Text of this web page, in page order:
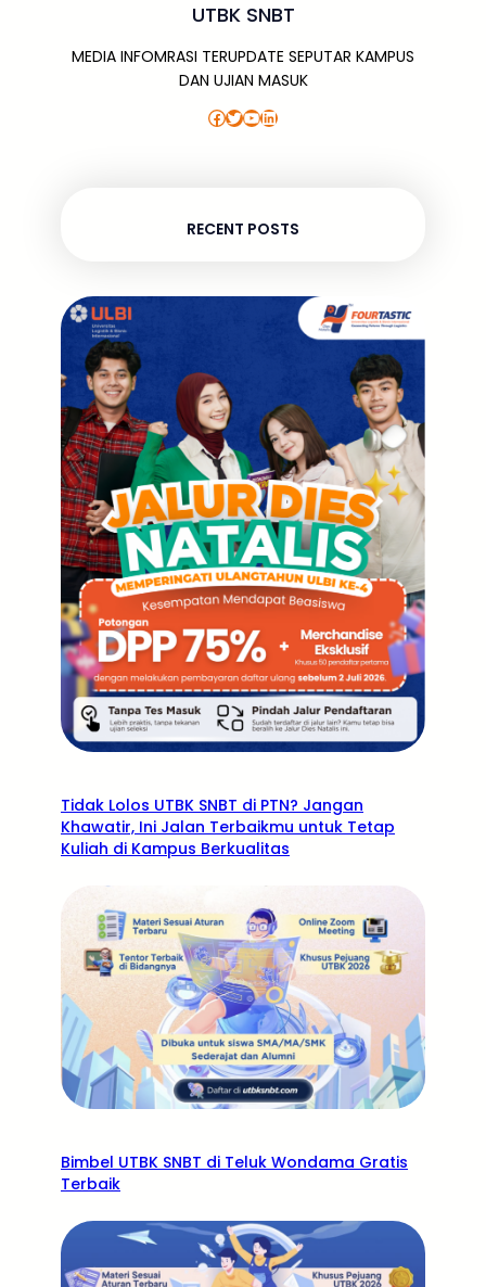
UTBK SNBT
MEDIA INFOMRASI TERUPDATE SEPUTAR KAMPUS
DAN UJIAN MASUK
Facebook Twitter YouTube LinkedIn
RECENT POSTS
Tidak Lolos UTBK SNBT di PTN? Jangan
Khawatir, Ini Jalan Terbaikmu untuk Tetap
Kuliah di Kampus Berkualitas
Bimbel UTBK SNBT di Teluk Wondama Gratis
Terbaik